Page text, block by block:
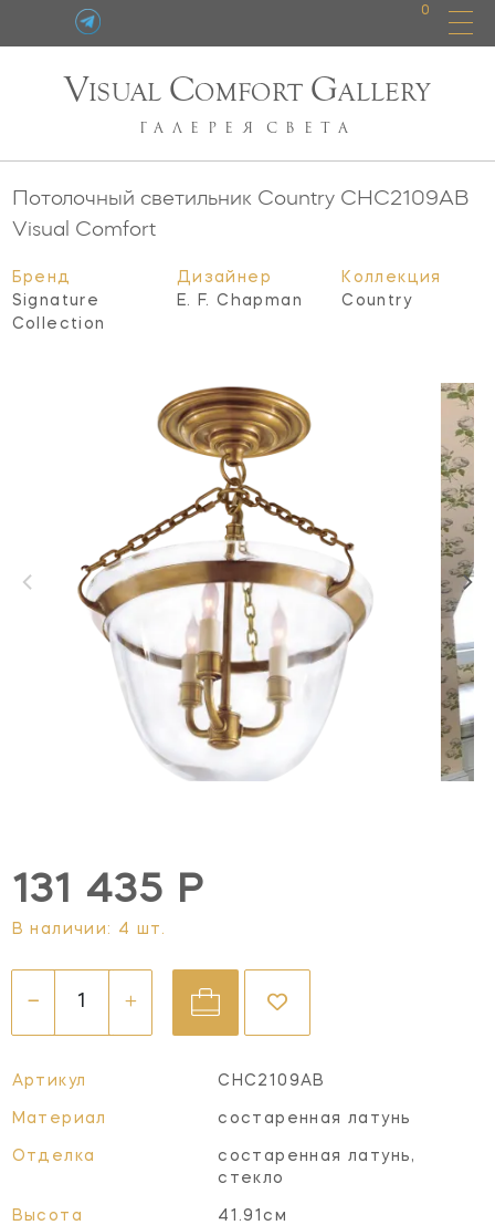
0
VISUAL COMFORT GALLERY
ГАЛЕРЕЯ СВЕТА
Потолочный светильник Country CHC2109AB
Visual Comfort
Бренд
Signature
Collection
Дизайнер
E. F. Chapman
Коллекция
Country
131 435 Р
В наличии: 4 шт.
Артикул CHC2109AB
Материал состаренная латунь
Отделка
состаренная латунь,
стекло
Высота 41.91см